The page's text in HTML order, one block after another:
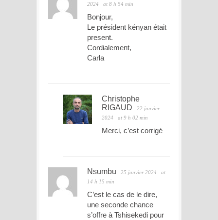
2024
at 8 h 54 min
Bonjour,
Le président kényan était
present.
Cordialement,
Carla
Christophe
RIGAUD
22 janvier
2024
at 9 h 02 min
Merci, c’est corrigé
Nsumbu 25 janvier 2024
at
14 h 15 min
C’est le cas de le dire,
une seconde chance
s’offre à Tshisekedi pour